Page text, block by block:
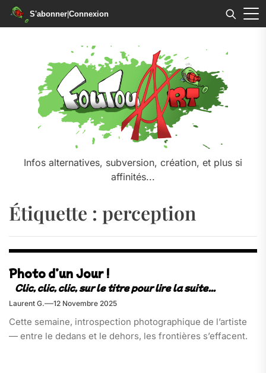
S'abonner|Connexion
Infos alternatives, subversion, création, et plus si
affinités...
Étiquette : perception
Photo d’un Jour !
Laurent G. 12 Novembre 2025
Cette semaine, introspection photographique de l’artiste
— entre le dedans et le dehors, les frontières s’effacent.